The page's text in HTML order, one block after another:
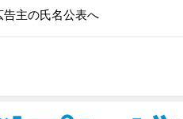
主の氏名公表へ